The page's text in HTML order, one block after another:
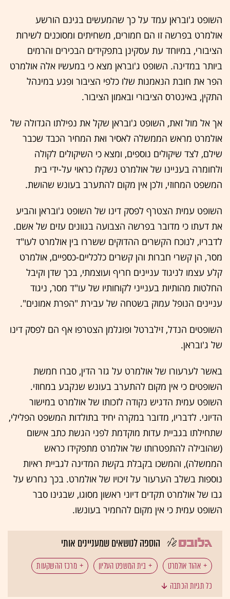
השופט ג'ובראן עמד על כך שהמעשים בגינם הורשע
אולמרט בפרשה זו הם חמורים, משחיתים ומסוכנים לשירות
הציבורי, במיוחד עת עסקינן בתפקידים הבכירים והרמים
ביותר במדינה. השופט ג'ובראן מצא כי במעשיו אלה אולמרט
הפר את חובת הנאמנות שלו כלפי הציבור ופגע במינהל
התקין, באינטרס הציבורי ובאמון הציבור.
אך אל מול זאת, השופט ג'ובראן שקל את נפילתו הגדולה של
אולמרט מראש הממשלה לאסיר ואת המחיר הכבד שכבר
שילם, לצד שיקולים נוספים, ומצא כי השיקולים לקולה
ולחומרה בעניינו של אולמרט נשקלו כראוי על-ידי בית
המשפט המחוזי, ולכן אין מקום להתערב בעונש שהושת.
השופט עמית הצטרף לפסק דינו של השופט ג'ובראן והביע
את דעתו כי מדובר בפרשה הצבועה בגוונים עזים של אשם.
לדבריו, לנוכח הקשרים ההדוקים ששררו בין אולמרט לעו"ד
מסר, הן קשרי חברות והן קשרים כלכליים-כספיים, אולמרט
קלע עצמו לניגוד עניינים חריף ועוצמתי, בכך שדן וקיבל
החלטות מהותיות בענייני לקוחותיו של עו"ד מסר, ניגוד
עניינים הנופל עמוק בשטחה של עבירת "הפרת אמונים".
השופטים הנדל, זילברטל ופוגלמן הצטרפו אף הם לפסק דינו
של ג'ובראן.
באשר לערעורו של אולמרט על גזר הדין, סברו חמשת
השופטים כי אין מקום להתערב בעונש שנקבע במחוזי.
השופט עמית הדגיש נקודה לזכותו של אולמרט במישור
הדיוני. לדבריו, מדובר במקרה יחיד בתולדות המשפט הפלילי,
שתחילתו בגביית עדות מוקדמת לפני הגשת כתב אישום
(שהובילה להתפטרותו של אולמרט מתפקידו כראש
הממשלה), והמשכו בקבלת בקשת המדינה לגביית ראיות
נוספות בשלב הערעור על זיכויו של אולמרט. בכך נחרש על
גבו של אולמרט תקדים דיוני ראשון מסוגו, שבגינו סבר
השופט עמית כי אין מקום להחמיר בעונשו.
הוספה לנושאים שמעניינים אותי
אהוד אולמרט בית המשפט העליון מרכז ההשקעות
משה טלנסקי
כל תגיות הכתבה